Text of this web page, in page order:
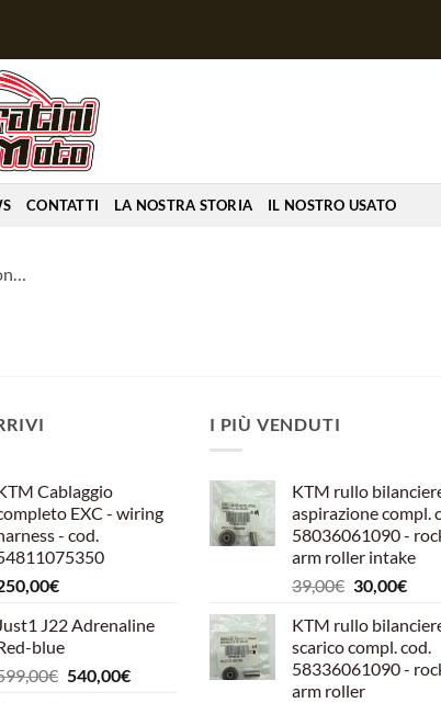
CONTATTI LA NOSTRA STORIA IL NOSTRO USATO
Cablaggio
EXC - wiring
- cod.
€
J22 Adrenaline
blue
€ Il
540,00€Il
I PIÙ VENDUTI
KTM rullo
aspirazione compl.
58036061090 -
arm roller intake
39,00€ Il
originale
era:
39,00€.
30,00€Il
è:
KTM rullo
scarico compl. cod.
58336061090 -
arm roller